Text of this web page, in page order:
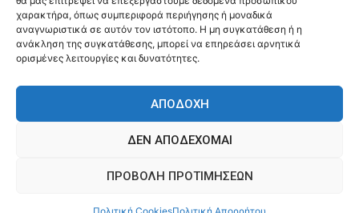
χαρακτήρα, όπως συμπεριφορά περιήγησης ή μοναδικά
αναγνωριστικά σε αυτόν τον ιστότοπο. Η μη συγκατάθεση ή η
ανάκληση της συγκατάθεσης, μπορεί να επηρεάσει αρνητικά
ορισμένες λειτουργίες και δυνατότητες.
ΑΠΟΔΟΧΉ
ΔΕΝ ΑΠΟΔΈΧΟΜΑΙ
ΠΡΟΒΟΛΉ ΠΡΟΤΙΜΉΣΕΩΝ
ΕΠΙΚΟΙΝΩΝΙΑ
YOUTUBE